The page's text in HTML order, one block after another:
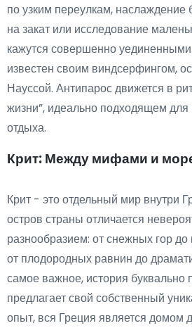
по узким переулкам,
на закат или исследование
кажутся совершенно
известен своим виндсерфингом,
Науссой. Антипарос движется в
жизни”, идеально подходящем для
отдыха.
Крит: Между мифами и
Крит - это отдельный мир внутри
остров страны отличается
разнообразием: от снежных гор
от плодородных равнин до
самое важное, история буквально
предлагает свой собственный
опыт, вся Греция является домом